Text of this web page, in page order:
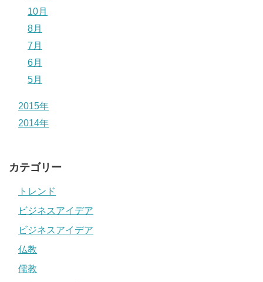
10月
8月
7月
6月
5月
2015年
2014年
カテゴリー
トレンド
ビジネスアイデア
ビジネスアイデア
仏教
儒教